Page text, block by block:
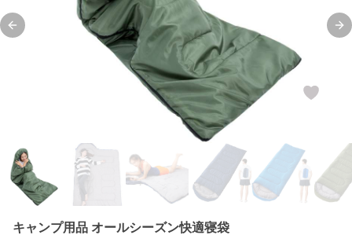
Previous slide
キャンプ用品 オールシーズン快適寝袋